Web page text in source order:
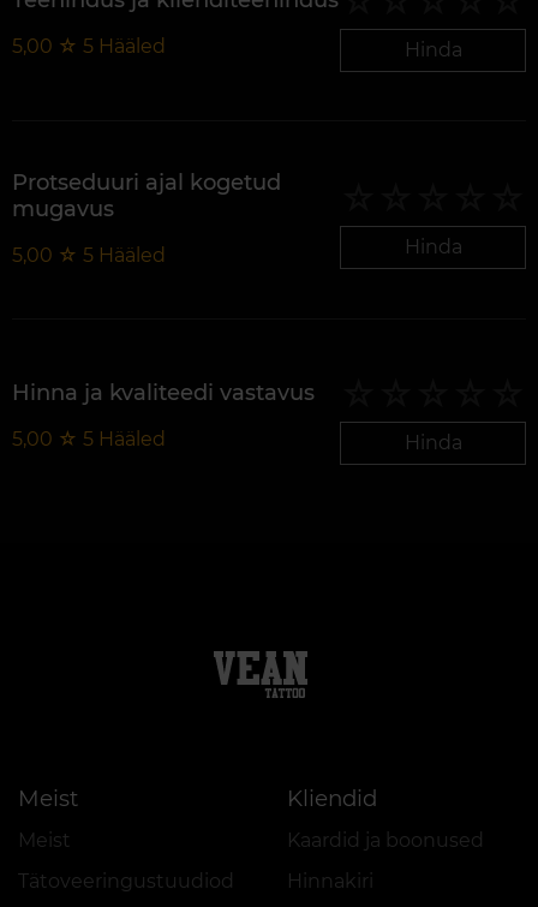
5,00 ☆ 5 Hääled Hinda
Protseduuri ajal kogetud
mugavus
5,00 ☆ 5 Hääled Hinda
Hinna ja kvaliteedi vastavus
5,00 ☆ 5 Hääled Hinda
Meist
Meist
Tätoveeringustuudiod
Kliendid
Kaardid ja boonused
Hinnakiri